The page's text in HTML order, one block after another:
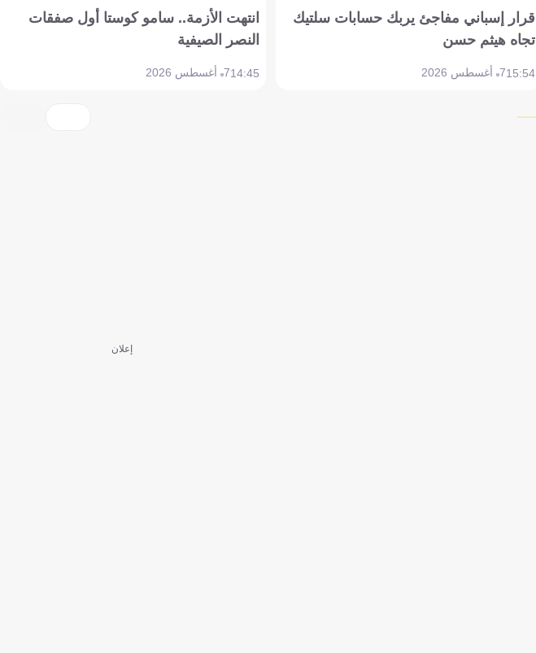
قرار إسباني مفاجئ يربك حسابات سلتيك
تجاه هيثم حسن
15:547 أغسطس 2026
انتهت الأزمة.. سامو كوستا أول صفقات
النصر الصيفية
14:457 أغسطس 2026
إعلان